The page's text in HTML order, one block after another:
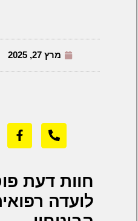
מרץ 27, 2025
חוות דעת
לועדה